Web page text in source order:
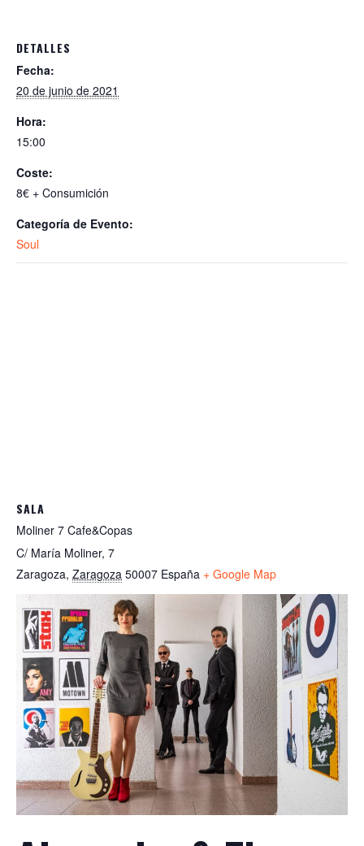
DETALLES
Fecha:
20 de junio de 2021
Hora:
15:00
Coste:
8€ + Consumición
Categoría de Evento:
Soul
SALA
Moliner 7 Cafe&Copas
C/ María Moliner, 7
Zaragoza, Zaragoza 50007 España + Google Map